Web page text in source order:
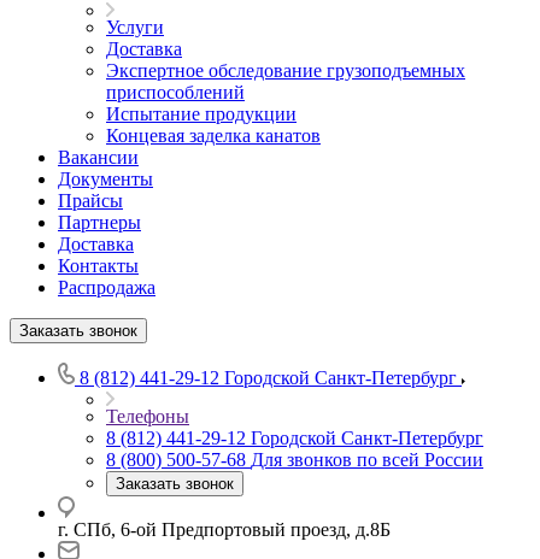
Услуги
Доставка
Экспертное обследование грузоподъемных
приспособлений
Испытание продукции
Концевая заделка канатов
Вакансии
Документы
Прайсы
Партнеры
Доставка
Контакты
Распродажа
Заказать звонок
8 (812) 441-29-12 Городской Санкт-Петербург
Телефоны
8 (812) 441-29-12 Городской Санкт-Петербург
8 (800) 500-57-68 Для звонков по всей России
Заказать звонок
г. СПб, 6-ой Предпортовый проезд, д.8Б